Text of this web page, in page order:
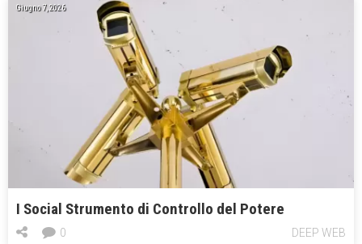
Giugno 7, 2026
I Social Strumento di Controllo del Potere
DEEP WEB
0